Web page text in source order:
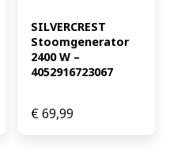
SILVERCREST
Stoomgenerator
2400 W –
4052916723067
€69,99